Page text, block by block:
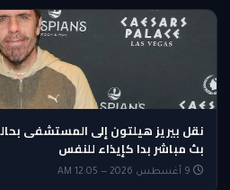
نقل بيريز هيلتون إلى المستشفى
بث مباشر بدا كإيذاء للنفس